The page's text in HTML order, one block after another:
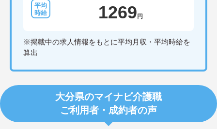
1269 円
※掲載中の求人情報をもとに平均月収・平均時給を
算出
大分県のマイナビ介護職
ご利用者・成約者の声